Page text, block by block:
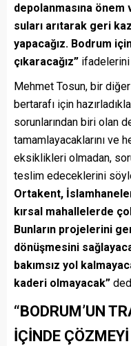
depolanmasına
suları arıtarak geri
yapacağız. Bodrum
çıkaracağız” ifadelerini
Mehmet Tosun, bir diğer
bertarafı için
sorunlarından biri olan
tamamlayacaklarını ve
eksiklikleri olmadan,
teslim edeceklerini
Ortakent,
kırsal mahallelerde
Bunların projelerini
dönüşmesini
bakımsız yol
kaderi olmayacak”
“BODRUM’UN
İÇİNDE